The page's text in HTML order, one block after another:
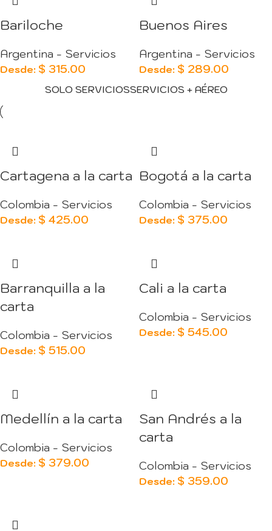
Bariloche
Argentina - Servicios
Desde: $ 315.00
Buenos Aires
Argentina - Servicios
Desde: $ 289.00
SOLO SERVICIOSSERVICIOS + AÉREO
Cartagena a la carta
Colombia - Servicios
Desde: $ 425.00
Bogotá a la carta
Colombia - Servicios
Desde: $ 375.00
Barranquilla a la
carta
Colombia - Servicios
Desde: $ 515.00
Cali a la carta
Colombia - Servicios
Desde: $ 545.00
Medellín a la carta
Colombia - Servicios
Desde: $ 379.00
San Andrés a la
carta
Colombia - Servicios
Desde: $ 359.00